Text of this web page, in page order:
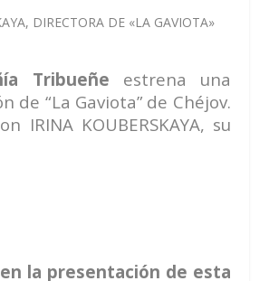
Tribueñe estrena una
de “La Gaviota” de Chéjov.
IRINA KOUBERSKAYA, su
la presentación de esta